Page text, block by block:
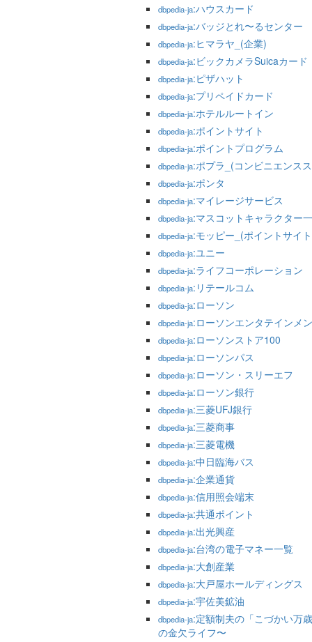
dbpedia-ja:ハウスカード
dbpedia-ja:バッジとれ〜るセンター
dbpedia-ja:ヒマラヤ_(企業)
dbpedia-ja:ビックカメラSuicaカード
dbpedia-ja:ピザハット
dbpedia-ja:プリペイドカード
dbpedia-ja:ホテルルートイン
dbpedia-ja:ポイントサイト
dbpedia-ja:ポイントプログラム
dbpedia-ja:ポプラ_(コンビニエンス
dbpedia-ja:ポンタ
dbpedia-ja:マイレージサービス
dbpedia-ja:マスコットキャラクター
dbpedia-ja:モッピー_(ポイントサイ
dbpedia-ja:ユニー
dbpedia-ja:ライフコーポレーション
dbpedia-ja:リテールコム
dbpedia-ja:ローソン
dbpedia-ja:ローソンエンタテインメ
dbpedia-ja:ローソンストア100
dbpedia-ja:ローソンパス
dbpedia-ja:ローソン・スリーエフ
dbpedia-ja:ローソン銀行
dbpedia-ja:三菱UFJ銀行
dbpedia-ja:三菱商事
dbpedia-ja:三菱電機
dbpedia-ja:中日臨海バス
dbpedia-ja:企業通貨
dbpedia-ja:信用照会端末
dbpedia-ja:共通ポイント
dbpedia-ja:出光興産
dbpedia-ja:台湾の電子マネー一覧
dbpedia-ja:大創産業
dbpedia-ja:大戸屋ホールディングス
dbpedia-ja:宇佐美鉱油
dbpedia-ja:定額制夫の「こづかい万
の金欠ライフ〜